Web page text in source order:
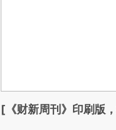
[《财新周刊》印刷版，